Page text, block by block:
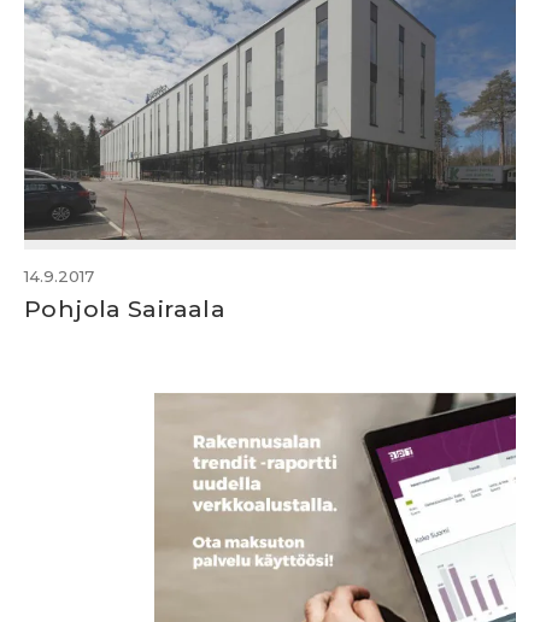
14.9.2017
Pohjola Sairaala